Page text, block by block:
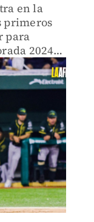
en la
primeros
para
2024